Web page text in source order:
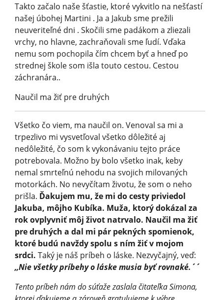
Takto začalo naše šťastie, ktoré vykvitlo na nešťastí
našej úbohej Martini . Ja a Jakub sme prežili
neuveriteľné dni . Skočili sme padákom a zliezali
vrchy, no hlavne, zachraňovali sme ľudí. Vďaka
nemu som pochopila čím chcem byť a hneď po
strednej škole som išla touto cestou. Cestou
záchranára..
Naučil ma žiť pre druhých
Všetko čo viem, ma naučil on. Venoval sa mi a
trpezlivo mi vysvetľoval všetko dôležité aj
nedôležité, čo som k vykonávaniu tejto práce
potrebovala. Možno by bolo všetko inak, keby
nemal smrteľnú nehodu na svojich milovaných
motorkách. No nevyčítam životu, že som o neho
prišla. Ďakujem mu, že mi do cesty priviedol
Jakuba, môjho Kubíka. Muža, ktorý dokázal za
rok ovplyvniť môj život natrvalo. Naučil ma žiť
pre druhých a dal mi pár pekných spomienok,
ktoré budú navždy spolu s ním žiť v mojom
srdci. Taký je náš príbeh o láske. Nezvyčajný, veď:
,,Nie všetky príbehy o láske musia byť rovnaké.´´
Tento príbeh nám do súťaže zaslala čitateľka Simona,